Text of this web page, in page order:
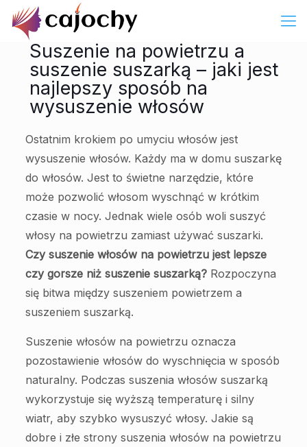
Suszenie na powietrzu a
suszenie suszarką – jaki jest
najlepszy sposób na
wysuszenie włosów
Ostatnim krokiem po umyciu włosów jest
wysuszenie włosów. Każdy ma w domu suszarkę
do włosów. Jest to świetne narzędzie, które
może pozwolić włosom wyschnąć w krótkim
czasie w nocy. Jednak wiele osób woli suszyć
włosy na powietrzu zamiast używać suszarki.
Czy suszenie włosów na powietrzu jest lepsze
czy gorsze niż suszenie suszarką? Rozpoczyna
się bitwa między suszeniem powietrzem a
suszeniem suszarką.
Suszenie włosów na powietrzu oznacza
pozostawienie włosów do wyschnięcia w sposób
naturalny. Podczas suszenia włosów suszarką
wykorzystuje się wyższą temperaturę i silny
wiatr, aby szybko wysuszyć włosy. Jakie są
dobre i złe strony suszenia włosów na powietrzu